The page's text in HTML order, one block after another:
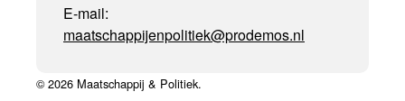
E-mail:
maatschappijenpolitiek@prodemos.nl
© 2026 Maatschappij & Politiek.